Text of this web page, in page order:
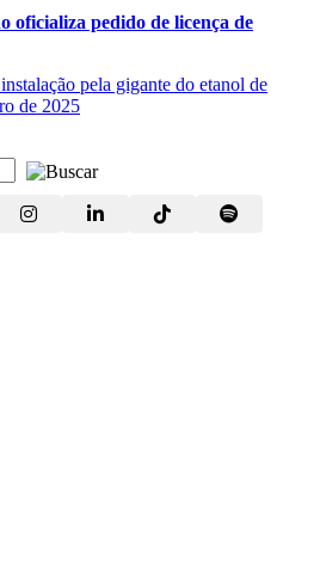
oficializa pedido de licença de
pela gigante do etanol de
de 2025